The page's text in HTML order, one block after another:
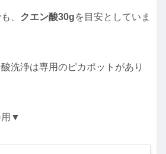
、 クエン酸30gを目安としていま
洗浄は専用のピカポットがあり
用▼